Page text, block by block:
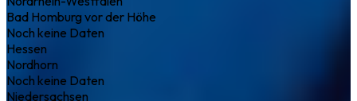
Bad Homburg vor der Höhe
Noch keine Daten
Hessen
Nordhorn
Noch keine Daten
Niedersachsen